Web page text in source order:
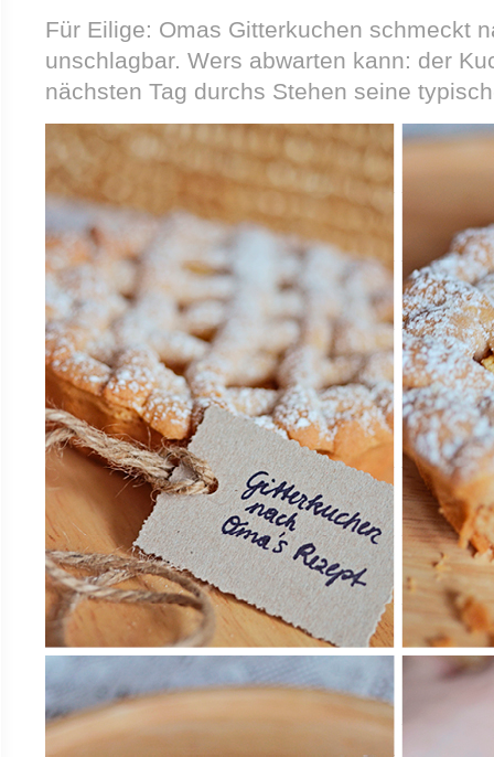
Für Eilige: Omas Gitterkuchen schmeckt
unschlagbar. Wers abwarten kann: der
nächsten Tag durchs Stehen seine